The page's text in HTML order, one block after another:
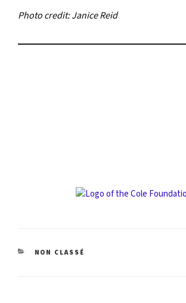
Photo credit: Janice Reid
CATÉGORIES
NON CLASSÉ